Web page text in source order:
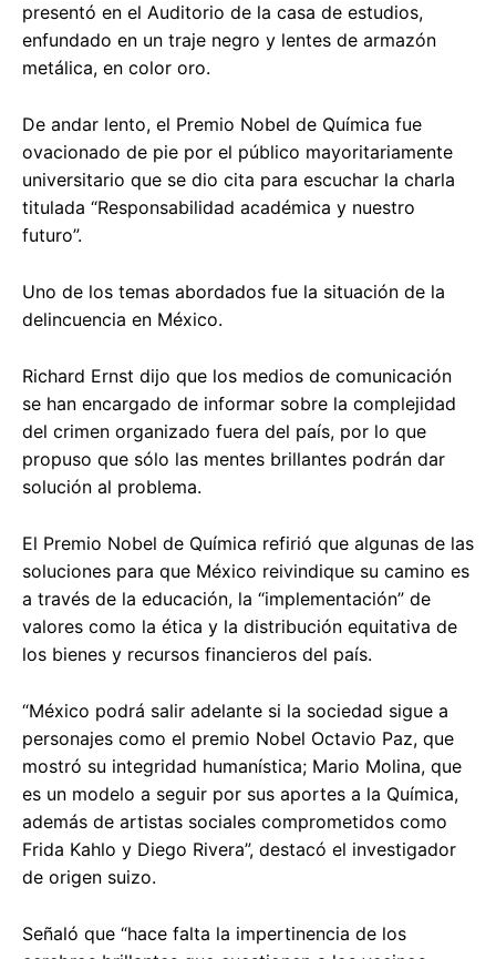
presentó en el Auditorio de la casa de estudios,
enfundado en un traje negro y lentes de armazón
metálica, en color oro.
De andar lento, el Premio Nobel de Química fue
ovacionado de pie por el público mayoritariamente
universitario que se dio cita para escuchar la charla
titulada “Responsabilidad académica y nuestro
futuro”.
Uno de los temas abordados fue la situación de la
delincuencia en México.
Richard Ernst dijo que los medios de comunicación
se han encargado de informar sobre la complejidad
del crimen organizado fuera del país, por lo que
propuso que sólo las mentes brillantes podrán dar
solución al problema.
El Premio Nobel de Química refirió que algunas de las
soluciones para que México reivindique su camino es
a través de la educación, la “implementación” de
valores como la ética y la distribución equitativa de
los bienes y recursos financieros del país.
“México podrá salir adelante si la sociedad sigue a
personajes como el premio Nobel Octavio Paz, que
mostró su integridad humanística; Mario Molina, que
es un modelo a seguir por sus aportes a la Química,
además de artistas sociales comprometidos como
Frida Kahlo y Diego Rivera”, destacó el investigador
de origen suizo.
Señaló que “hace falta la impertinencia de los